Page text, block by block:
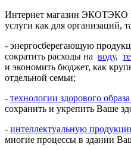
Интернет магазин ЭКОТЭКО
услуги как для организаций,
- энергосберегающую
сократить расходы на воду,
и экономить бюджет, как
отдельной семьи;
- технологии здорового
сохранить и укрепить Ваше
- интеллектуальную
многие процессы в здании